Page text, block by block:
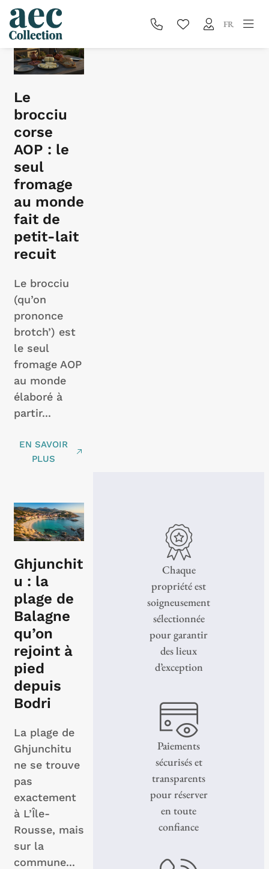
FR
Blog
Le
brocciu
corse
AOP : le
seul
fromage
au monde
fait de
petit-lait
recuit
Le brocciu
(qu’on
prononce
brotch’) est
le seul
fromage AOP
au monde
élaboré à
partir...
EN SAVOIR
PLUS
Ghjunchit
u : la
plage de
Balagne
qu’on
rejoint à
pied
depuis
Bodri
La plage de
Ghjunchitu
ne se trouve
pas
exactement
à L’Île-
Rousse, mais
sur la
commune...
Chaque
propriété est
soigneusement
sélectionnée
pour garantir
des lieux
d’exception
Paiements
sécurisés et
transparents
pour réserver
en toute
confiance